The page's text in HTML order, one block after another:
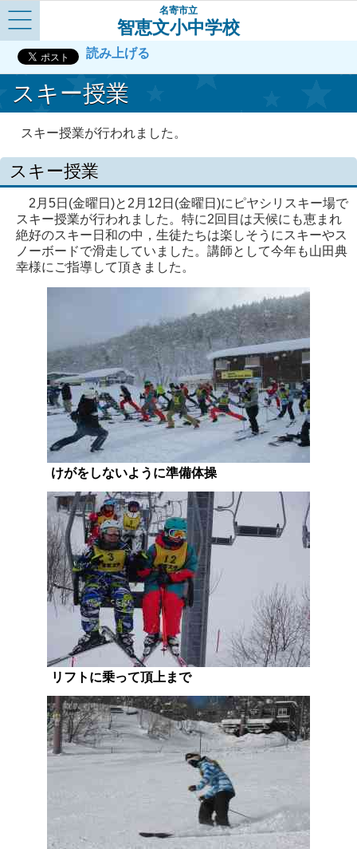
名寄市立
智恵文小中学校
Menu 読み上げる
スキー授業
スキー授業が行われました。
スキー授業
2月5日(金曜日)と2月12日(金曜日)にピヤシリスキー場で
スキー授業が行われました。特に2回目は天候にも恵まれ
絶好のスキー日和の中，生徒たちは楽しそうにスキーやス
ノーボードで滑走していました。講師として今年も山田典
幸様にご指導して頂きました。
けがをしないように準備体操
リフトに乗って頂上まで